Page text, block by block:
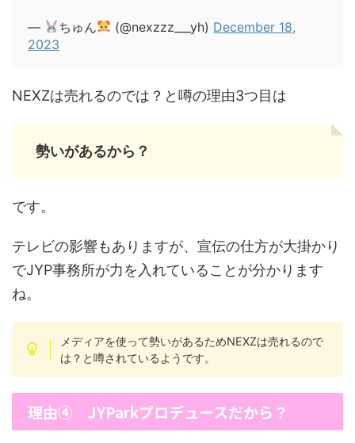
— ちゅん (@nexzzz___yh) December 18,
2023
NEXZは売れるのでは？と噂の理由3つ目は
勢いがあるから？
です。
テレビの影響もありますが、宣伝の仕方が大掛かり
でJYP事務所が力を入れていることが分かります
ね。
メディアを使って勢いがあるためNEXZは売れるので
は？と噂されているようです。
理由④ JYParkプロデュースだから？